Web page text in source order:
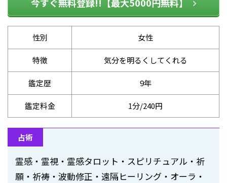
性別 女性
特徴 気分を明るくしてくれる
鑑定歴 9年
鑑定料金 1分/240円
占術
霊感・霊視・霊感タロット・スピリチュアル・祈
願・祈祷・波動修正・遠隔ヒーリング・オーラ・